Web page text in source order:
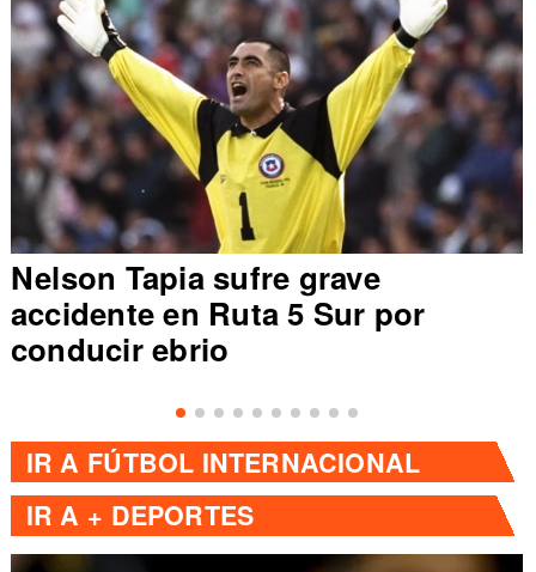
Nelson Tapia sufre grave
accidente en Ruta 5 Sur por
conducir ebrio
IR A FÚTBOL INTERNACIONAL
IR A + DEPORTES